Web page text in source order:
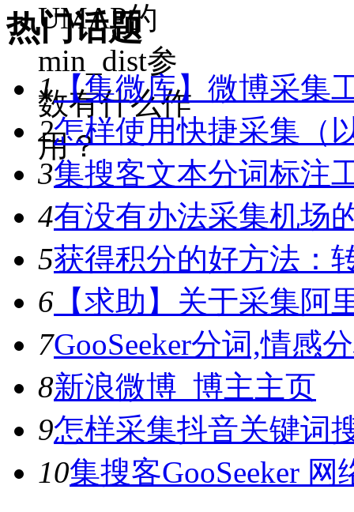
UMAP的
min_dist参
数有什么作
用？
热门话题
1【集微库】微博采集
2怎样使用快捷采集（
3集搜客文本分词标注
4有没有办法采集机场
5获得积分的好方法：
6 【求助】关于采集阿
7GooSeeker分词,情感
8新浪微博_博主主页
9怎样采集抖音关键词
10集搜客GooSeeker